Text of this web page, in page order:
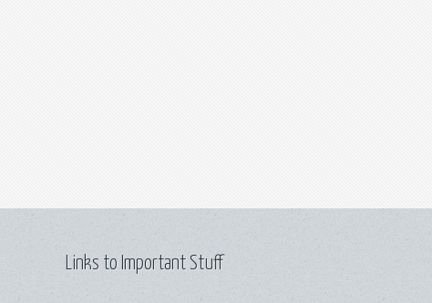
Links to Important Stuff